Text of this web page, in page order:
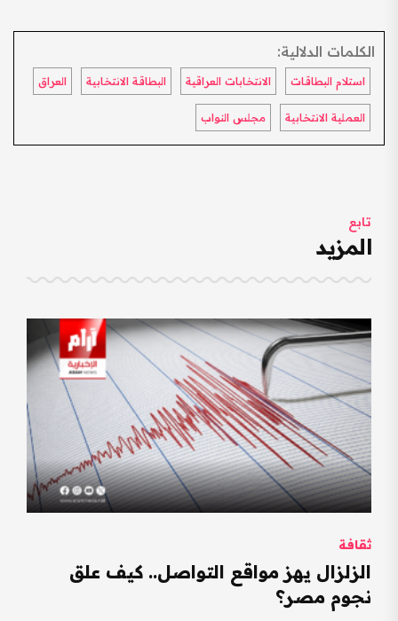
الكلمات الدلالية:
استلام البطاقات الانتخابات العراقية البطاقة الانتخابية العراق
العملية الانتخابية مجلس النواب
تابع
المزيد
ثقافة
الزلزال يهز مواقع التواصل.. كيف علق
نجوم مصر؟